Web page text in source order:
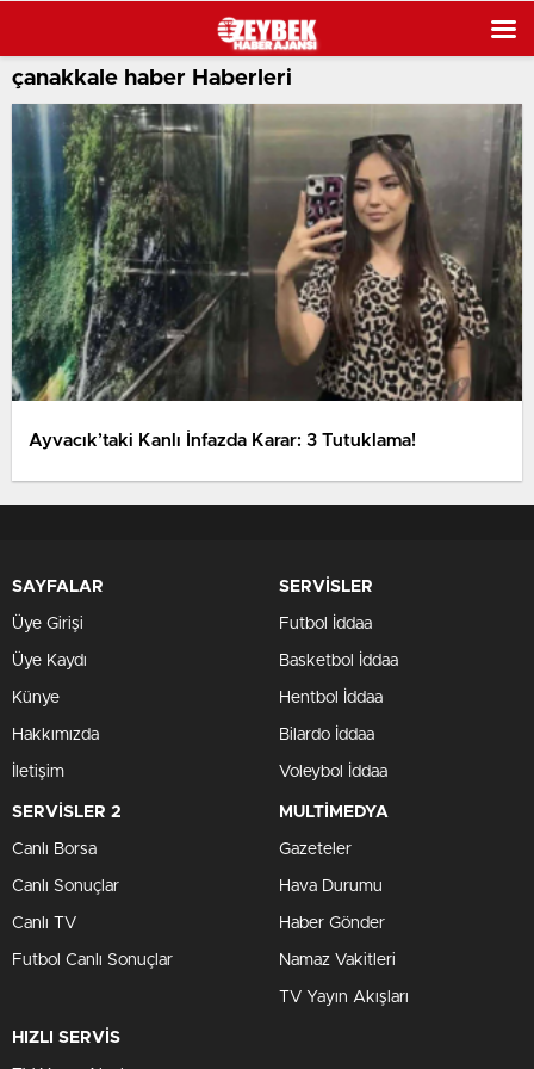
çanakkale haber Haberleri
Ayvacık’taki Kanlı İnfazda Karar: 3 Tutuklama!
SAYFALAR
Üye Girişi
Üye Kaydı
Künye
Hakkımızda
İletişim
SERVİSLER
Futbol İddaa
Basketbol İddaa
Hentbol İddaa
Bilardo İddaa
Voleybol İddaa
SERVİSLER 2
Canlı Borsa
Canlı Sonuçlar
Canlı TV
Futbol Canlı Sonuçlar
MULTİMEDYA
Gazeteler
Hava Durumu
Haber Gönder
Namaz Vakitleri
TV Yayın Akışları
HIZLI SERVİS